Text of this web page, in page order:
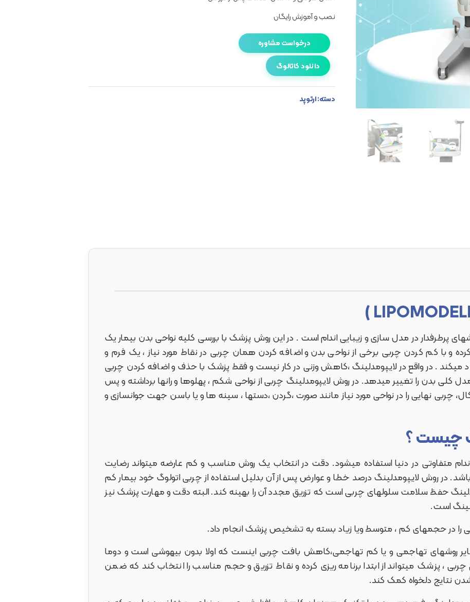
نصب و آموزش رایگان
درخواست مشاوره
دانلود کاتالوگ
دسته:ارتوپد
پرطرفدار در مدل سازی و زیبایی اندام است . در این روش پزشک با بررسی کلیه نواحی بدن بیمار یک
و با کم کردن چربی برخی از نواحی بدن و اضافه کردن همان چربی در نقاط مورد نیاز ، یک فرم و
میکند . در واقع در لایپومدلینگ ،کاهش وزنی در کار نیست و فقط پزشک با حذف و اضافه کردن چربی
کلی بدن را تغییر میدهد. در روش لایپومدلینگ چربی از نواحی شکم ، پهلوها و رانها برداشته و پس
چربی نهایی را در نواحی مورد نیاز مانند صورت ،گردن ،دستها ، سینه ها و یا باسن جهت جوانسازی و
چیست ؟
متفاوتی در دنیا استفاده میشود. دقت در انتخاب یک روش مناسب و کم عارضه میتواند رضایت
در روش لایپومدلینگ درصد خطا و عوارض پس از آن بدلیل استفاده از چربی اتولوگ خود بیمار کم
حفظ سلامت سلولهای چربی است که تزریق مجدد آن را بهینه کند. البته دقت و مهارت پزشک نیز
است.
را در حجمهای کم ، متوسط ویا زیاد بسته به تشخیص پزشک انجام داد.
روشهای تهاجمی و یا کم تهاجمی،کاهش بافت چربی اینست که اولا بدون بیهوشی است و دوما
، پزشک میتواند از ابتدا برنامه ریزی کرده و نقاط تزریق و حجم مناسب را انتخاب کند که ضمن
نتایج دلخواه کمک کند.